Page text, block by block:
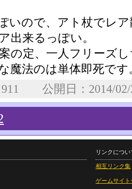
いので、アト杖でレ
出来るっぽい­。
の定、一人フリーズ
魔法のは単体即死です
911 公開日：
リンクについ
相互リンク集
ゲームサイト